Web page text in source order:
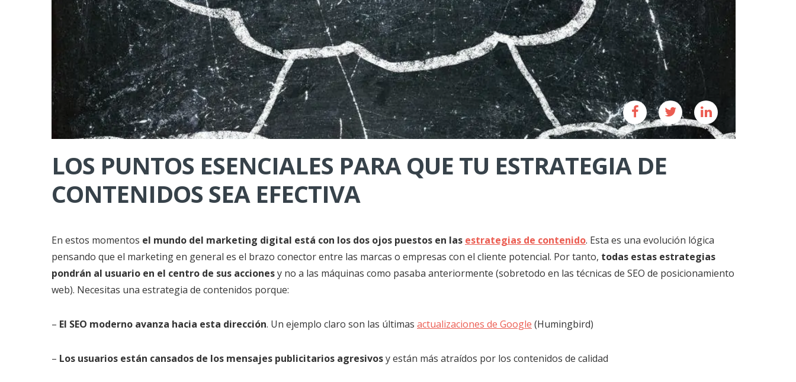
LOS PUNTOS ESENCIALES PARA QUE TU ESTRATEGIA DE
CONTENIDOS SEA EFECTIVA
En estos momentos el mundo del marketing digital está con los dos ojos puestos en las estrategias de contenido. Esta es una evolución lógica
pensando que el marketing en general es el brazo conector entre las marcas o empresas con el cliente potencial. Por tanto, todas estas estrategias
pondrán al usuario en el centro de sus accionesy no a las máquinas como pasaba anteriormente (sobretodo en las técnicas de SEO de posicionamiento
web). Necesitas una estrategia de contenidos porque:
– El SEO moderno avanza hacia esta dirección. Un ejemplo claro son las últimas actualizaciones de Google (Humingbird)
– Los usuarios están cansados de los mensajes publicitarios agresivosy están más atraídos por los contenidos de calidad